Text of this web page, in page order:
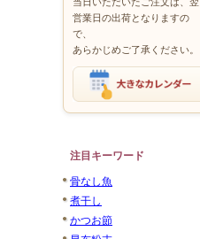
営業日の出荷となりますの
で、
あらかじめご了承ください。
注目キーワード
骨なし魚
煮干し
かつお節